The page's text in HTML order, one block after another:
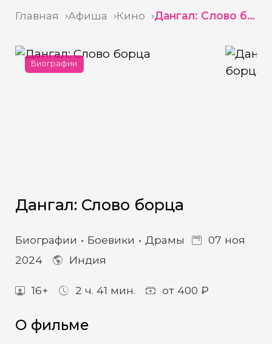
Главная Афиша Кино Дангал: Слово борца
Биографии
Дангал: Слово борца
Биографии Боевики Драмы
07 ноя
2024
Индия
16+ 2 ч. 41 мин. от 400 ₽
О фильме